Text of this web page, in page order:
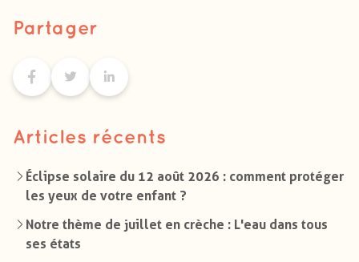
Partager
Articles récents
Éclipse solaire du 12 août 2026 : comment protéger
les yeux de votre enfant ?
Notre thème de juillet en crèche : L'eau dans tous
ses états